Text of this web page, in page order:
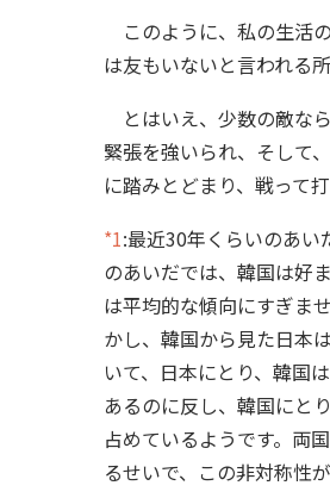
このように、私の生活
は友もいないと言われる所
とはいえ、少数の敵な
緊張を強いられ、そして
に踏みとどまり、戦って
*1:最近30年くらいのあい
のあいだでは、韓国は好
は平均的な傾向にすぎま
かし、韓国から見た日本
いて、日本にとり、韓国
あるのに反し、韓国にと
占めているようです。両
るせいで、この非対称性